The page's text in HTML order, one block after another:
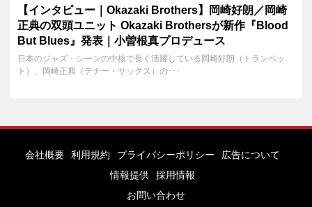
【インタビュー｜Okazaki Brothers】岡崎好朗／岡崎
正典の双頭ユニット Okazaki Brothersが新作『Blood
But Blues』発表｜小曽根真プロデュース
日本のジャズ・シーンの中核で長く活躍している岡崎好朗（トランペッ
ト）、岡崎正典（テナー・サックス）の･･･
会社概要 利用規約 プライバシーポリシー
広告について
情報提供
採用情報
お問い合わせ